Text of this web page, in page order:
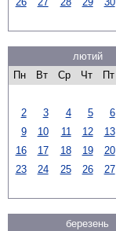
лютий
Пн
Вт Ср Чт Пт
2
3 4 5 6
9
10 11 12 13
16
17 18 19 20
23
24 25 26 27
березень